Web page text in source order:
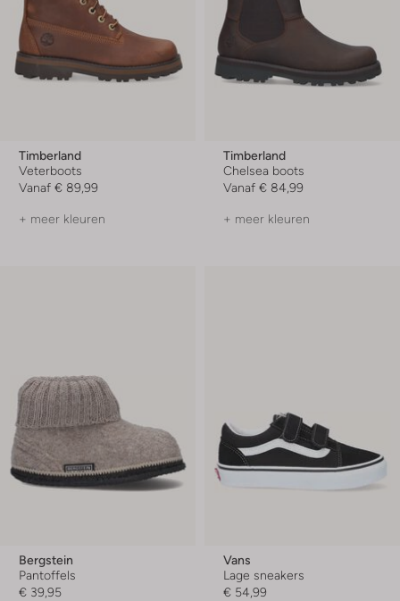
Timberland
Veterboots
Vanaf € 89,99
+ meer kleuren
Timberland
Chelsea boots
Vanaf € 84,99
+ meer kleuren
Bergstein
Pantoffels
€ 39,95
Vans
Lage sneakers
€ 54,99